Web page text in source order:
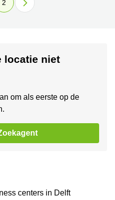
2
locatie niet
om als eerste op de
centers‬ in Delft